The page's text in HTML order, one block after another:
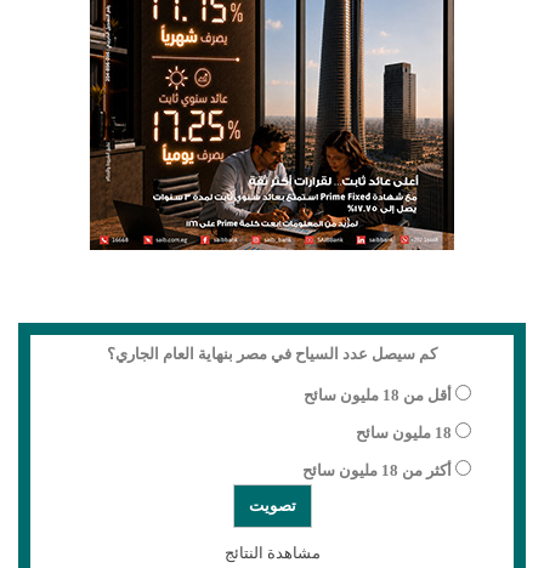
كم سيصل عدد السياح في مصر بنهاية العام الجاري؟
أقل من 18 مليون سائح
18 مليون سائح
أكثر من 18 مليون سائح
مشاهدة النتائج